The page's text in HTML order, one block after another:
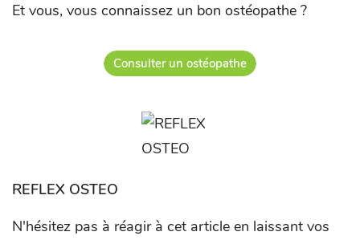
Et vous, vous connaissez un bon ostéopathe ?
Consulter un ostéopathe
REFLEX OSTEO
N'hésitez pas à réagir à cet article en laissant vos